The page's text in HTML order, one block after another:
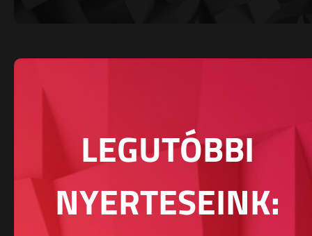
LEGUTÓBBI
NYERTESEINK: